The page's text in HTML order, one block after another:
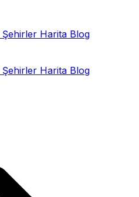
Şehirler Harita Blog
Şehirler Harita Blog